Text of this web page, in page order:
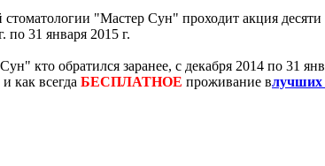
"Мастер Сун" проходит акция
по 31 января 2015 г.
кто обратился заранее, с декабря 2014 по 31
как всегда БЕСПЛАТНОЕ проживание влучших